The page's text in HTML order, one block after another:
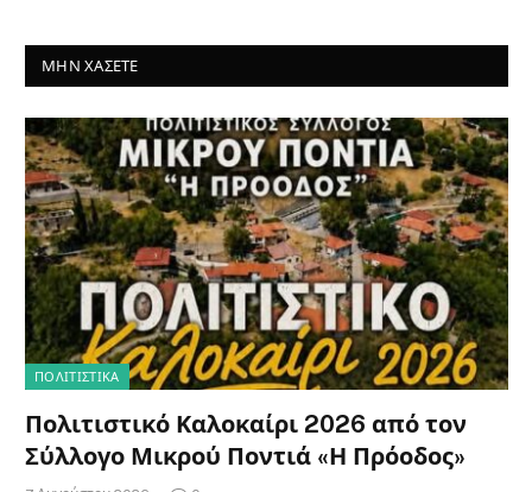
ΜΗΝ ΧΆΣΕΤΕ
ΠΟΛΙΤΙΣΤΙΚΑ
Πολιτιστικό Καλοκαίρι 2026 από τον
Σύλλογο Μικρού Ποντιά «Η Πρόοδος»